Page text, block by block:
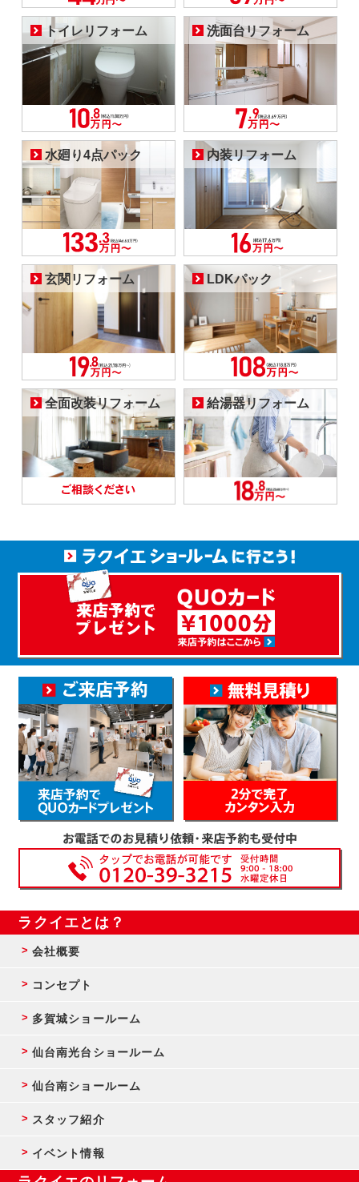
トイレリフォーム 洗面台リフォーム
水廻り4点パック 内装リフォーム
玄関リフォーム LDKパック
全面改装リフォーム 給湯器リフォーム
ラクイエとは？
会社概要
コンセプト
多賀城ショールーム
仙台南光台ショールーム
仙台南ショールーム
スタッフ紹介
イベント情報